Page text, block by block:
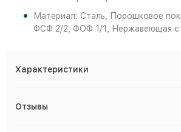
Материал: Сталь, Порошковое
ФСФ 2/2, ФОФ 1/1, Нержавеющая
Характеристики
Отзывы